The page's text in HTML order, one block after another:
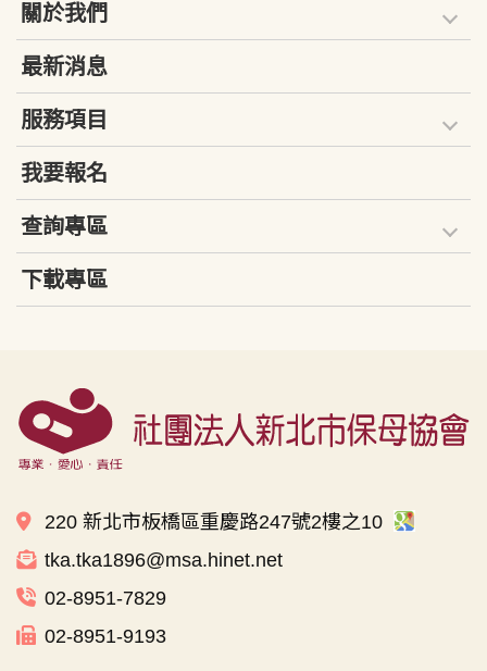
關於我們
最新消息
服務項目
我要報名
查詢專區
下載專區
220 新北市板橋區重慶路247號2樓之10
tka.tka1896@msa.hinet.net
02-8951-7829
02-8951-9193